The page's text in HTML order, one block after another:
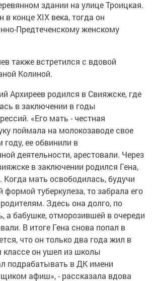
здании на улице Троицкая.
конце XIX века, тогда он
Предтеченскому женскому
также встретился с вдовой
Колиной.
Архиреев родился в Свияжске, где
в заключении в годы
«Его мать - честная
поймала на молокозаводе свое
году, ее обвинили в
деятельности, арестовали. Через
в заключении родился Гена,
мать освободилась, будучи
формой туберкулеза, то забрала его
Здесь она долго, по
а бабушке, отморозившей в очереди
В итоге Гена снова попал в
что он только два года жил в
он ушел из школы
подрабатывать в ДК имени
афиш», - рассказала вдова